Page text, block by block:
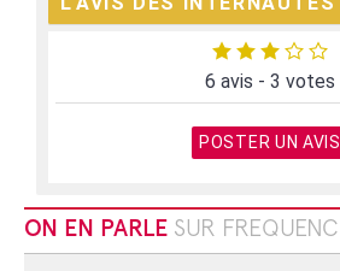
6 avis - 3 votes
POSTER UN AVIS
ON EN PARLE SUR